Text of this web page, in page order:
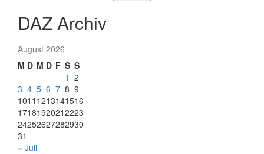
DAZ Archiv
August 2026
M D M D F S S
1 2
3 4 5 6 7 8 9
1011 1213141516
17181920212223
24252627282930
31
« Juli